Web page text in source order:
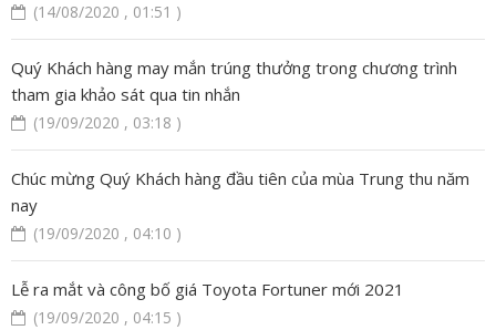
(14/08/2020 , 01:51 )
Quý Khách hàng may mắn trúng thưởng trong chương trình
tham gia khảo sát qua tin nhắn
(19/09/2020 , 03:18 )
Chúc mừng Quý Khách hàng đầu tiên của mùa Trung thu năm
nay
(19/09/2020 , 04:10 )
Lễ ra mắt và công bố giá Toyota Fortuner mới 2021
(19/09/2020 , 04:15 )